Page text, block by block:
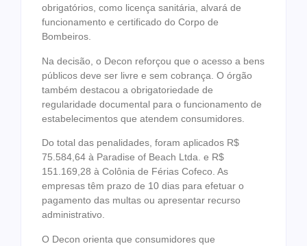
obrigatórios, como licença sanitária, alvará de
funcionamento e certificado do Corpo de
Bombeiros.
Na decisão, o Decon reforçou que o acesso a bens
públicos deve ser livre e sem cobrança. O órgão
também destacou a obrigatoriedade de
regularidade documental para o funcionamento de
estabelecimentos que atendem consumidores.
Do total das penalidades, foram aplicados R$
75.584,64 à Paradise of Beach Ltda. e R$
151.169,28 à Colônia de Férias Cofeco. As
empresas têm prazo de 10 dias para efetuar o
pagamento das multas ou apresentar recurso
administrativo.
O Decon orienta que consumidores que